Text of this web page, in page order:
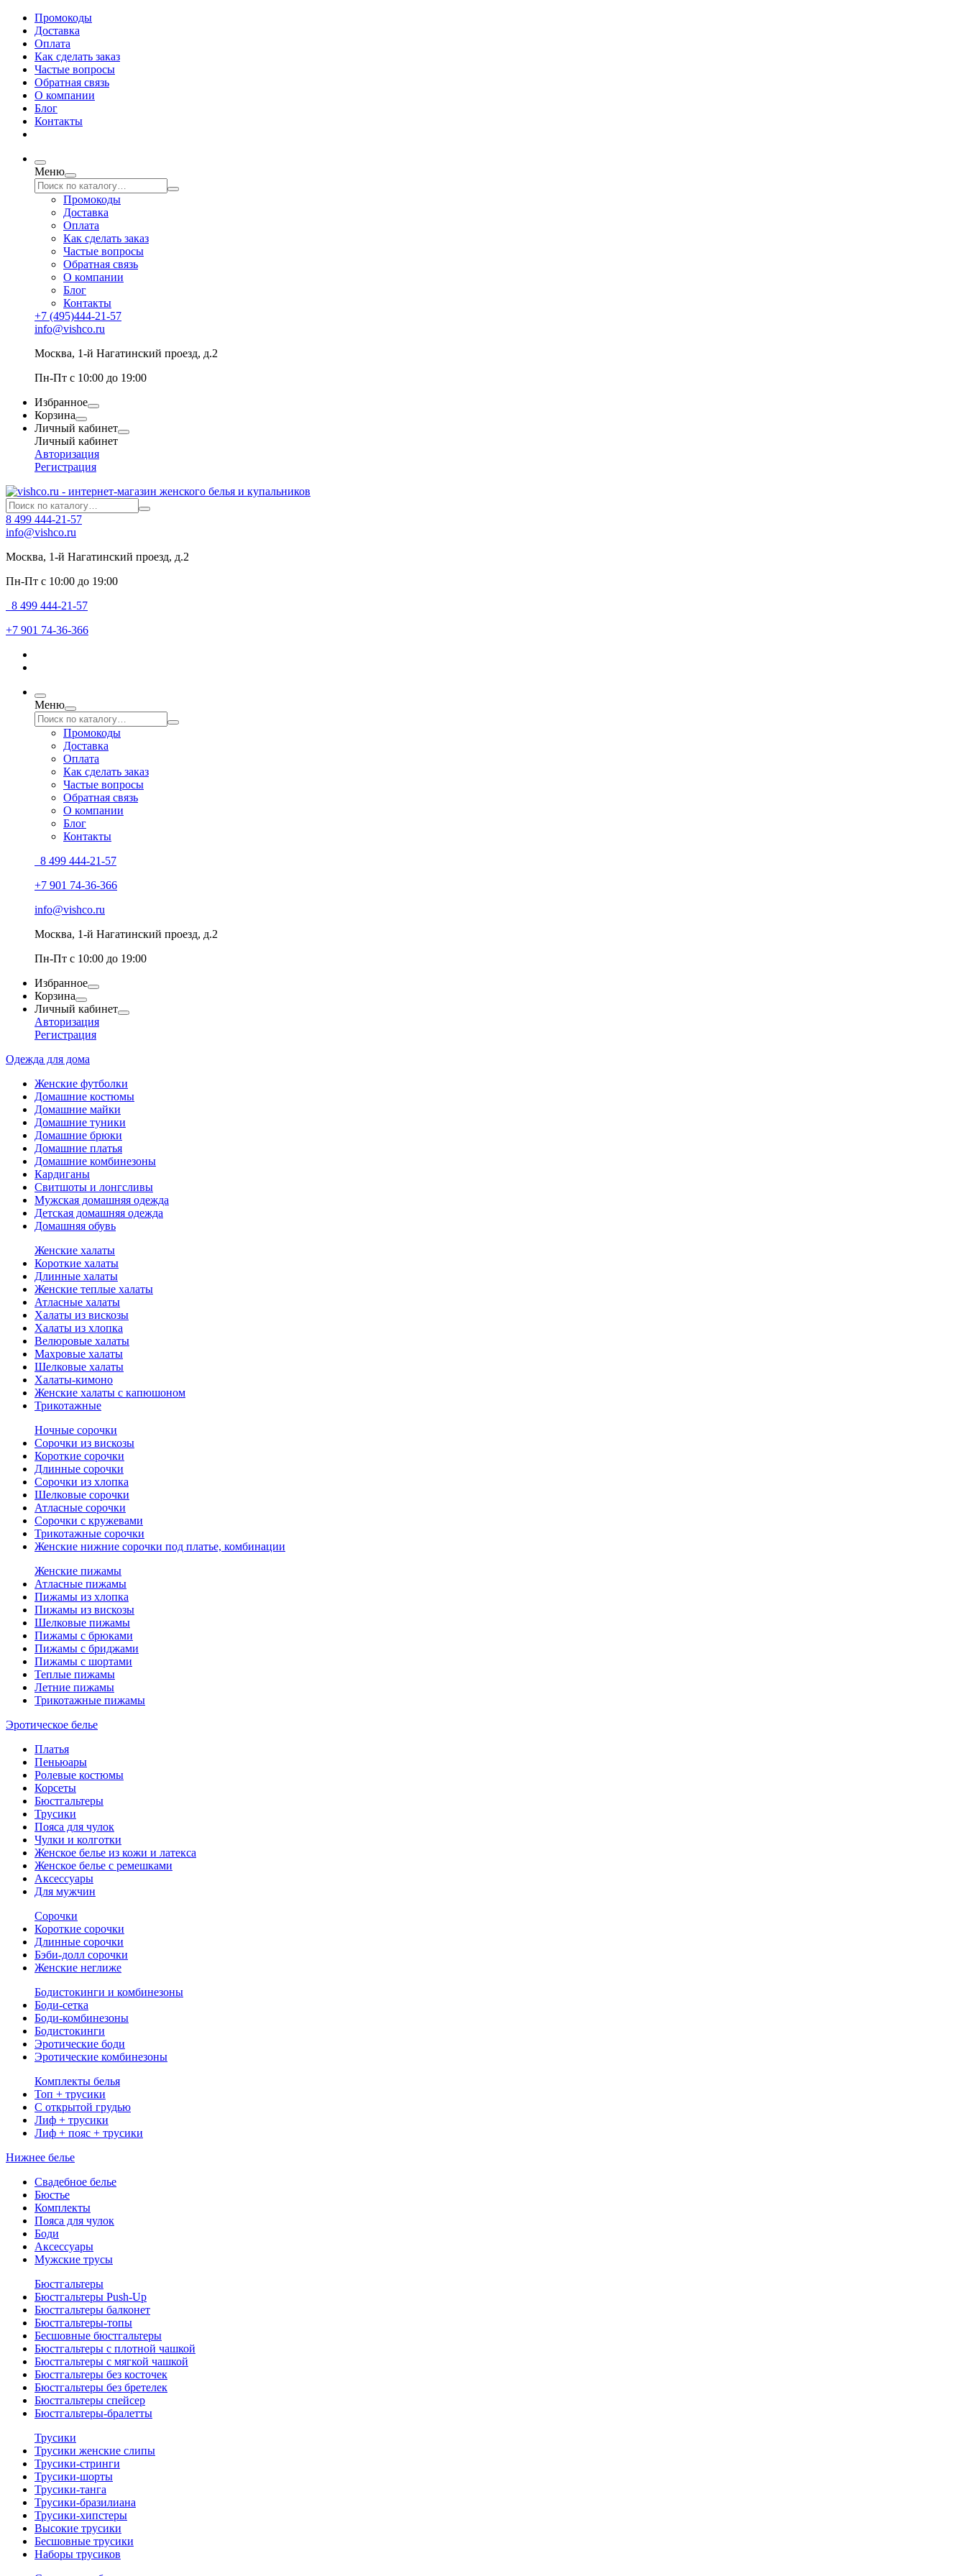
Промокоды
Доставка
Оплата
Как сделать заказ
Частые вопросы
Обратная связь
О компании
Блог
Контакты
Меню
Промокоды
Доставка
Оплата
Как сделать заказ
Частые вопросы
Обратная связь
О компании
Блог
Контакты
+7 (495)444-21-57
info@vishco.ru
Москва, 1-й Нагатинский проезд, д.2
Пн-Пт с 10:00 до 19:00
Избранное
Корзина
Личный кабинет
Личный кабинет
Авторизация
Регистрация
8 499 444-21-57
info@vishco.ru
Москва, 1-й Нагатинский проезд, д.2
Пн-Пт с 10:00 до 19:00
8 499 444-21-57
+7 901 74-36-366
Меню
Промокоды
Доставка
Оплата
Как сделать заказ
Частые вопросы
Обратная связь
О компании
Блог
Контакты
8 499 444-21-57
+7 901 74-36-366
info@vishco.ru
Москва, 1-й Нагатинский проезд, д.2
Пн-Пт с 10:00 до 19:00
Избранное
Корзина
Личный кабинет
Авторизация
Регистрация
Одежда для дома
Женские футболки
Домашние костюмы
Домашние майки
Домашние туники
Домашние брюки
Домашние платья
Домашние комбинезоны
Кардиганы
Свитшоты и лонгсливы
Мужская домашняя одежда
Детская домашняя одежда
Домашняя обувь
Женские халаты
Короткие халаты
Длинные халаты
Женские теплые халаты
Атласные халаты
Халаты из вискозы
Халаты из хлопка
Велюровые халаты
Махровые халаты
Шелковые халаты
Халаты-кимоно
Женские халаты с капюшоном
Трикотажные
Ночные сорочки
Сорочки из вискозы
Короткие сорочки
Длинные сорочки
Сорочки из хлопка
Шелковые сорочки
Атласные сорочки
Сорочки с кружевами
Трикотажные сорочки
Женские нижние сорочки под платье, комбинации
Женские пижамы
Атласные пижамы
Пижамы из хлопка
Пижамы из вискозы
Шелковые пижамы
Пижамы с брюками
Пижамы с бриджами
Пижамы с шортами
Теплые пижамы
Летние пижамы
Трикотажные пижамы
Эротическое белье
Платья
Пеньюары
Ролевые костюмы
Корсеты
Бюстгальтеры
Трусики
Пояса для чулок
Чулки и колготки
Женское белье из кожи и латекса
Женское белье с ремешками
Аксессуары
Для мужчин
Сорочки
Короткие сорочки
Длинные сорочки
Бэби-долл сорочки
Женские неглиже
Бодистокинги и комбинезоны
Боди-сетка
Боди-комбинезоны
Бодистокинги
Эротические боди
Эротические комбинезоны
Комплекты белья
Топ + трусики
С открытой грудью
Лиф + трусики
Лиф + пояс + трусики
Нижнее белье
Свадебное белье
Бюстье
Комплекты
Пояса для чулок
Боди
Аксессуары
Мужские трусы
Бюстгальтеры
Бюстгальтеры Push-Up
Бюстгальтеры балконет
Бюстгальтеры-топы
Бесшовные бюстгальтеры
Бюстгальтеры с плотной чашкой
Бюстгальтеры с мягкой чашкой
Бюстгальтеры без косточек
Бюстгальтеры без бретелек
Бюстгальтеры спейсер
Бюстгальтеры-бралетты
Трусики
Трусики женские слипы
Трусики-стринги
Трусики-шорты
Трусики-танга
Трусики-бразилиана
Трусики-хипстеры
Высокие трусики
Бесшовные трусики
Наборы трусиков